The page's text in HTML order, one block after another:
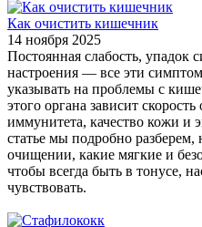
Как очистить кишечник
14 ноября 2025
Постоянная слабость, упадок
настроения — все эти
указывать на проблемы с
этого органа зависит
иммунитета, качество кожи и
статье мы подробно
очищении, какие мягкие и
чтобы всегда быть в тонусе,
чувствовать.